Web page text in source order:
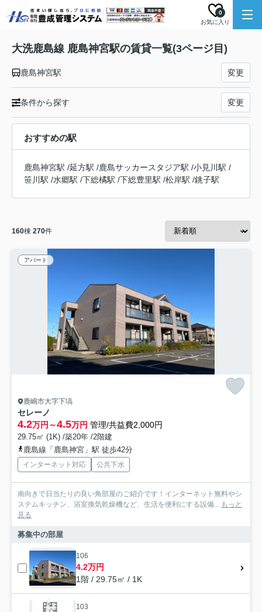
お気に入り
0
大洗鹿島線 鹿島神宮駅の賃貸一覧(3ページ目)
鹿島神宮駅 変更
条件から探す 変更
おすすめの駅
鹿島神宮駅 /延方駅 /鹿島サッカースタジア駅 /小見川駅 /
笹川駅 /水郷駅 /下総橘駅 /下総豊里駅 /松岸駅 /銚子駅
160棟 270件
アパート
鹿嶋市大字下塙
セレーノ
4.2万円～4.5万円 管理/共益費2,000円
29.75㎡ (1K) /築20年 /2階建
鹿島線「鹿島神宮」駅 徒歩42分
インターネット対応 公共下水
南向きで日当たりの良い角部屋のご紹介です！インターネット無料やシ
ステムキッチン、浴室換気乾燥機など、生活を便利にする設備... もっと
見る
募集中の部屋
106
4.2万円
1階 / 29.75㎡ / 1K
103